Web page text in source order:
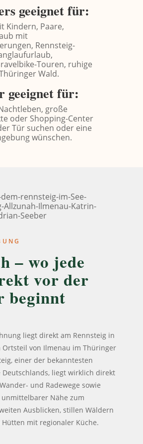
geeignet für:
Kindern, Paare,
mit
Rennsteig-
Touren, ruhige
Wald.
geeignet für:
große
oder Shopping-Center
Tür suchen oder eine
wünschen.
– wo jede
vor der
beginnt
liegt direkt am Rennsteig in
Ortsteil von Ilmenau im Thüringer
einer der bekanntesten
Deutschlands, liegt wirklich direkt
und Radewege sowie
Nähe zum
Ausblicken, stillen Wäldern
mit regionaler Küche.